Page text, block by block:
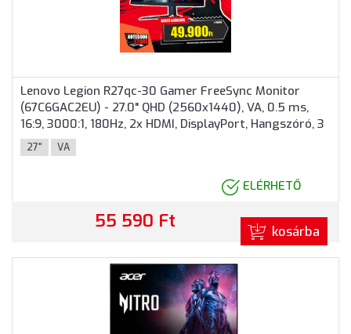
Lenovo Legion R27qc-30 Gamer FreeSync Monitor
(67C6GAC2EU) - 27.0" QHD (2560x1440), VA, 0.5 ms,
16:9, 3000:1, 180Hz, 2x HDMI, DisplayPort, Hangszóró, 3
év garancia, Fekete színben
27" VA
ELÉRHETŐ
55 590 Ft kosárba